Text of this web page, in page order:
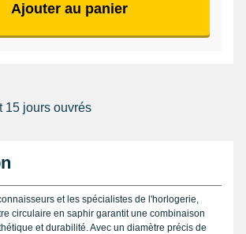
Ajouter au panier
15 jours ouvrés
et les spécialistes de l'horlogerie,
circulaire en saphir garantit une combinaison
et durabilité. Avec un diamètre précis de